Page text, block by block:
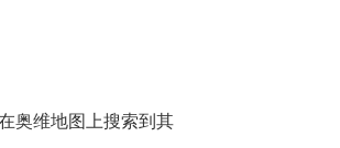
奥维地图上搜索到其